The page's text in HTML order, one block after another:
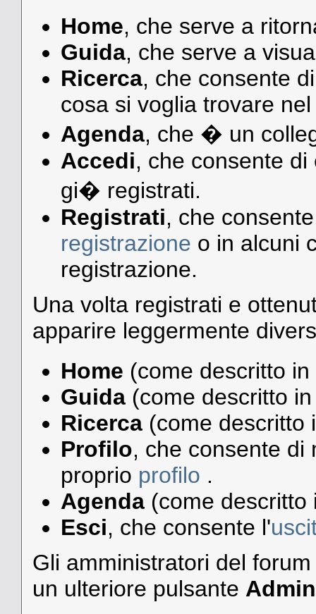
Home, che serve a
Guida, che serve a
Ricerca, che consente
cosa si voglia trovare
Agenda, che � un
Accedi, che consente di
gi� registrati.
Registrati, che
registrazione o in alcuni
registrazione.
Una volta registrati e
apparire leggermente
Home (come descritto
Guida(come descritto
Ricerca(come descritto
Profilo, che consente di
proprio profilo .
Agenda(come descritto
Esci, che consente l'
Gli amministratori del
un ulteriore pulsante Admin